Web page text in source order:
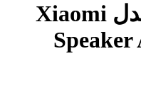
اسپیکر شیائومی مدل Xiaomi